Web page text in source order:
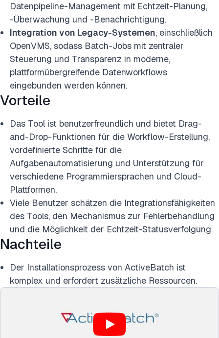
Datenpipeline-Management mit Echtzeit-Planung,
-Überwachung und -Benachrichtigung.
Integration von Legacy-Systemen, einschließlich
OpenVMS, sodass Batch-Jobs mit zentraler
Steuerung und Transparenz in moderne,
plattformübergreifende Datenworkflows
eingebunden werden können.
Vorteile
Das Tool ist benutzerfreundlich und bietet Drag-
and-Drop-Funktionen für die Workflow-Erstellung,
vordefinierte Schritte für die
Aufgabenautomatisierung und Unterstützung für
verschiedene Programmiersprachen und Cloud-
Plattformen.
Viele Benutzer schätzen die Integrationsfähigkeiten
des Tools, den Mechanismus zur Fehlerbehandlung
und die Möglichkeit der Echtzeit-Statusverfolgung.
Nachteile
Der Installationsprozess von ActiveBatch ist
komplex und erfordert zusätzliche Ressourcen.